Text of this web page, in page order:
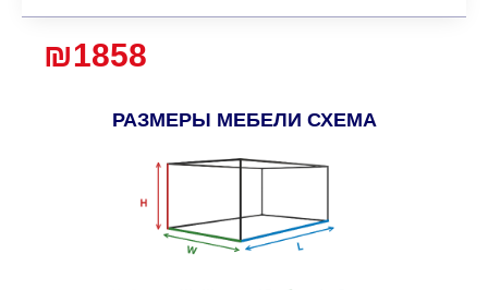
РАЗМЕРЫ МЕБЕЛИ СХЕМА
₪1858